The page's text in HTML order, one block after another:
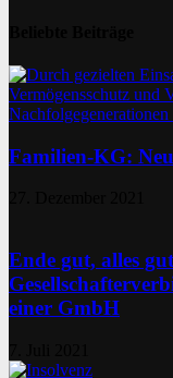
Familien-KG:
Ende gut, alles
einer GmbH